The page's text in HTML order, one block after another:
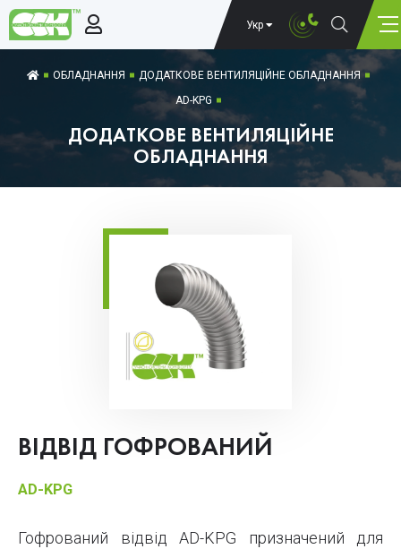
Укр
ОБЛАДНАННЯ
ДОДАТКОВЕ ВЕНТИЛЯЦІЙНЕ ОБЛАДНАННЯ
AD-KPG
ДОДАТКОВЕ ВЕНТИЛЯЦІЙНЕ
ОБЛАДНАННЯ
ВІДВІД ГОФРОВАНИЙ
AD-KPG
Гофрований відвід AD-KPG призначений для